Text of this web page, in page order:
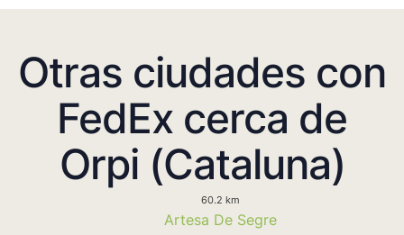
Otras ciudades con
FedEx cerca de
Orpi (Cataluna)
60.2 km
Artesa De Segre